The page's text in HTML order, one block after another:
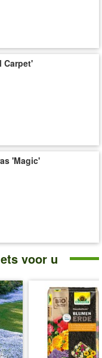
voor bloeiende
Carpet'
'Magic'
voor u